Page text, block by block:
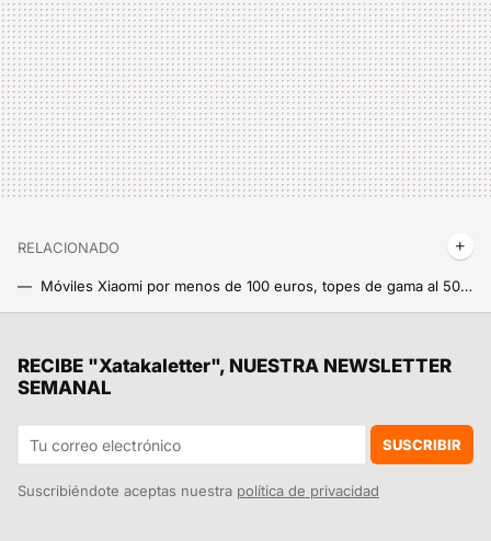
RELACIONADO
Móviles Xiaomi por menos de 100 euros, topes de gama al 50%, tablets y patinetes en un festival de precios bajos y descuentos altos: Cazando Gangas
El misterio del 7642, el código que se está poniendo de moda enviar por WhatsApp
RECIBE "Xatakaletter", NUESTRA NEWSLETTER
SEMANAL
SUSCRIBIR
Suscribiéndote aceptas nuestra política de privacidad